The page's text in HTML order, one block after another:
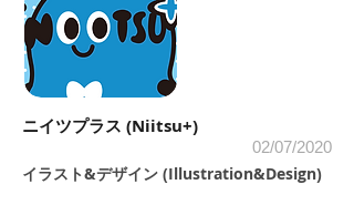
ニイツプラス (Niitsu+)
02/07/2020
イラスト&デザイン (Illustration&Design)